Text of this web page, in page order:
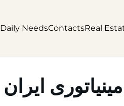
Real
Contacts
Daily Needs
ایران